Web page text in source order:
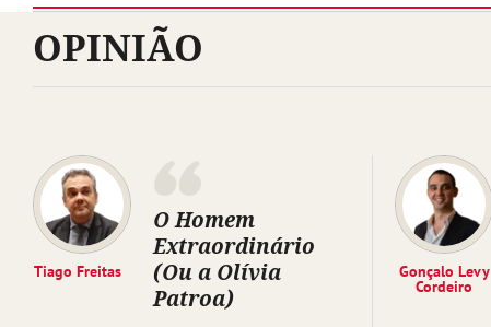
OPINIÃO
Tiago Freitas
O Homem
Extraordinário
(Ou a Olívia
Patroa)
Gonçalo Levy
Cordeiro